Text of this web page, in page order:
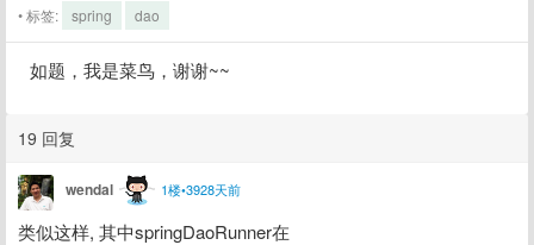
标签:
spring dao
如题，我是菜鸟，谢谢~~
19 回复
wendal 1楼•3928天前
类似这样, 其中springDaoRunner在